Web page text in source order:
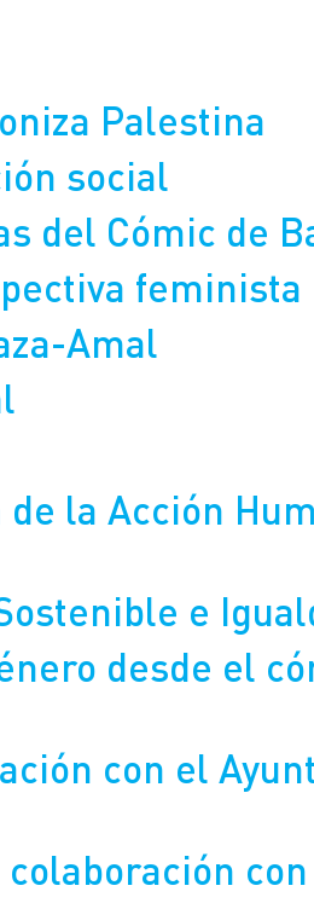
Palestina
social
del Cómic de
feminista
Amal
la Acción
e
desde el
con el